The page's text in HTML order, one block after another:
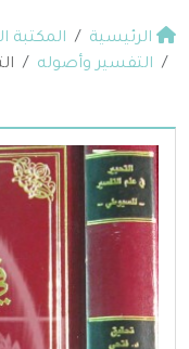
الرئيسية المكتبة
التفسير وأصوله